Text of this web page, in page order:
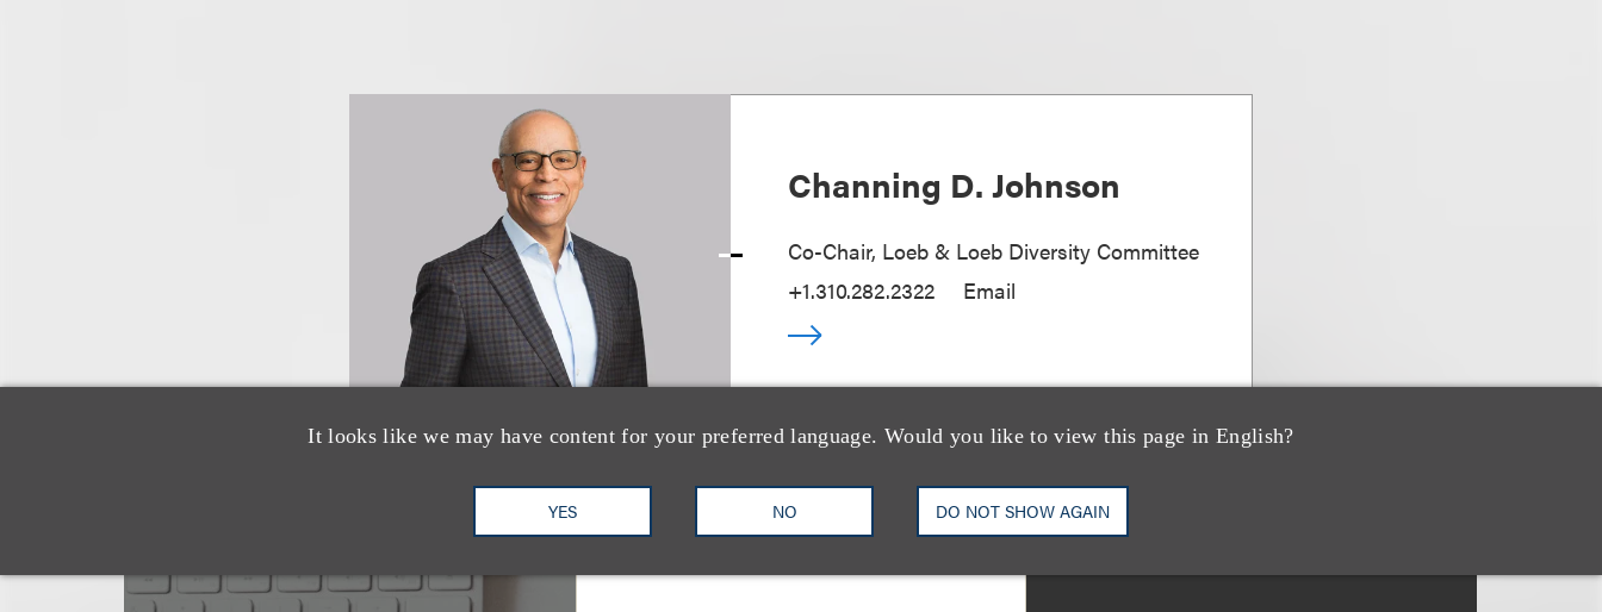
It looks like we may have content for your preferred language. Would you like to view this page in English?
YES NO DO NOT SHOW AGAIN
Channing D. Johnson
Co-Chair, Loeb & Loeb Diversity Committee
+1.310.282.2322
Email